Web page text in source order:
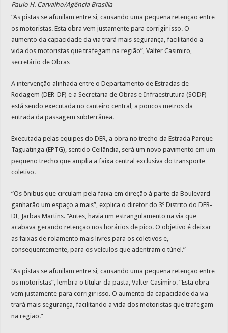
Paulo H. Carvalho/Agência Brasília
“As pistas se afunilam entre si, causando uma pequena retenção entre
os motoristas. Esta obra vem justamente para corrigir isso. O
aumento da capacidade da via trará mais segurança, facilitando a
vida dos motoristas que trafegam na região”, Valter Casimiro,
secretário de Obras
A intervenção alinhada entre o Departamento de Estradas de
Rodagem (DER-DF) e a Secretaria de Obras e Infraestrutura (SODF)
está sendo executada no canteiro central, a poucos metros da
entrada da passagem subterrânea.
Executada pelas equipes do DER, a obra no trecho da Estrada Parque
Taguatinga (EPTG), sentido Ceilândia, será um novo pavimento em um
pequeno trecho que amplia a faixa central exclusiva do transporte
coletivo.
“Os ônibus que circulam pela faixa em direção à parte da Boulevard
ganharão um espaço a mais”, explica o diretor do 3º Distrito do DER-
DF, Jarbas Martins. “Antes, havia um estrangulamento na via que
acabava gerando retenção nos horários de pico. O objetivo é deixar
as faixas de rolamento mais livres para os coletivos e,
consequentemente, para os veículos que adentram o túnel.”
“As pistas se afunilam entre si, causando uma pequena retenção entre
os motoristas”, lembra o titular da pasta, Valter Casimiro. “Esta obra
vem justamente para corrigir isso. O aumento da capacidade da via
trará mais segurança, facilitando a vida dos motoristas que trafegam
na região.”